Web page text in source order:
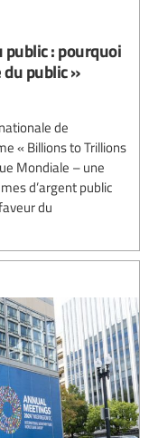
public : pourquoi
du public »
de
« Billions to Trillions
Mondiale – une
d’argent public
du